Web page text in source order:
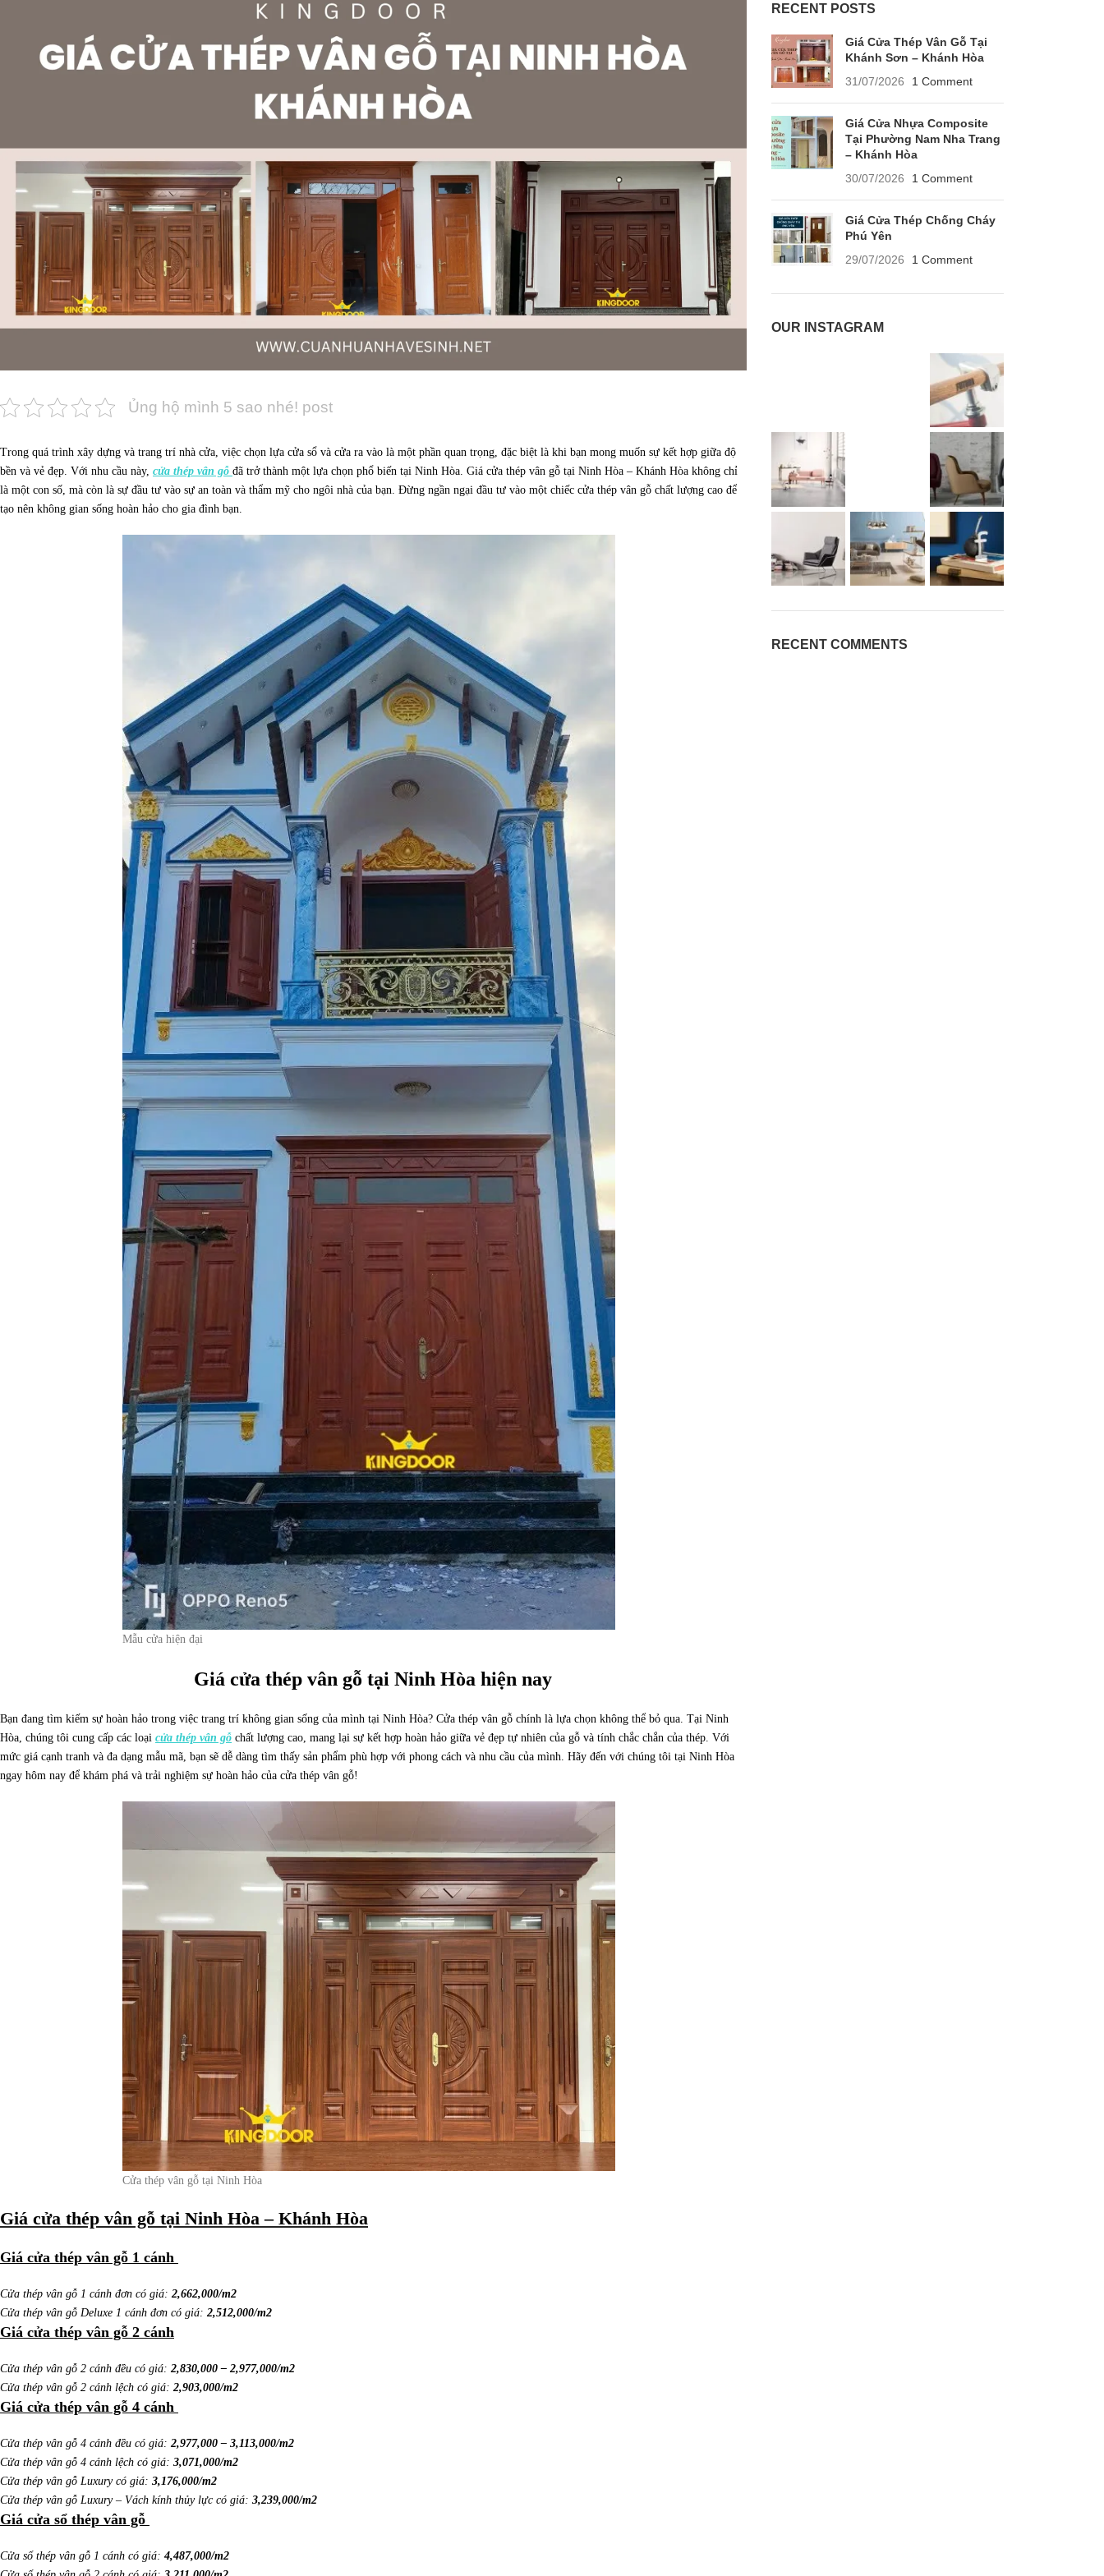
Ủng hộ mình 5 sao nhé! post
Trong quá trình xây dựng và trang trí nhà cửa, việc chọn lựa cửa sổ và cửa ra vào là một phần quan trọng, đặc biệt là khi bạn mong muốn sự kết hợp giữa độ
bền và vẻ đẹp. Với nhu cầu này, cửa thép vân gỗ đã trở thành một lựa chọn phổ biến tại Ninh Hòa. Giá cửa thép vân gỗ tại Ninh Hòa – Khánh Hòa không chỉ
là một con số, mà còn là sự đầu tư vào sự an toàn và thẩm mỹ cho ngôi nhà của bạn. Đừng ngần ngại đầu tư vào một chiếc cửa thép vân gỗ chất lượng cao để
tạo nên không gian sống hoàn hảo cho gia đình bạn.
Mẫu cửa hiện đại
Giá cửa thép vân gỗ tại Ninh Hòa hiện nay
Bạn đang tìm kiếm sự hoàn hảo trong việc trang trí không gian sống của mình tại Ninh Hòa? Cửa thép vân gỗ chính là lựa chọn không thể bỏ qua. Tại Ninh
Hòa, chúng tôi cung cấp các loại cửa thép vân gỗ chất lượng cao, mang lại sự kết hợp hoàn hảo giữa vẻ đẹp tự nhiên của gỗ và tính chắc chắn của thép. Với
mức giá cạnh tranh và đa dạng mẫu mã, bạn sẽ dễ dàng tìm thấy sản phẩm phù hợp với phong cách và nhu cầu của mình. Hãy đến với chúng tôi tại Ninh Hòa
ngay hôm nay để khám phá và trải nghiệm sự hoàn hảo của cửa thép vân gỗ!
Cửa thép vân gỗ tại Ninh Hòa
Giá cửa thép vân gỗ tại Ninh Hòa – Khánh Hòa
Giá cửa thép vân gỗ 1 cánh
Cửa thép vân gỗ 1 cánh đơn có giá: 2,662,000/m2
Cửa thép vân gỗ Deluxe 1 cánh đơn có giá: 2,512,000/m2
Giá cửa thép vân gỗ 2 cánh
Cửa thép vân gỗ 2 cánh đều có giá: 2,830,000 – 2,977,000/m2
Cửa thép vân gỗ 2 cánh lệch có giá: 2,903,000/m2
Giá cửa thép vân gỗ 4 cánh
Cửa thép vân gỗ 4 cánh đều có giá: 2,977,000 – 3,113,000/m2
Cửa thép vân gỗ 4 cánh lệch có giá: 3,071,000/m2
Cửa thép vân gỗ Luxury có giá: 3,176,000/m2
Cửa thép vân gỗ Luxury – Vách kính thủy lực có giá: 3,239,000/m2
Giá cửa sổ thép vân gỗ
Cửa sổ thép vân gỗ 1 cánh có giá: 4,487,000/m2
RECENT POSTS
Giá Cửa Thép Vân Gỗ Tại
Khánh Sơn – Khánh Hòa
31/07/2026
1 Comment
Giá Cửa Nhựa Composite
Tại Phường Nam Nha Trang
– Khánh Hòa
30/07/2026
1 Comment
Giá Cửa Thép Chống Cháy
Phú Yên
29/07/2026
1 Comment
OUR INSTAGRAM
RECENT COMMENTS